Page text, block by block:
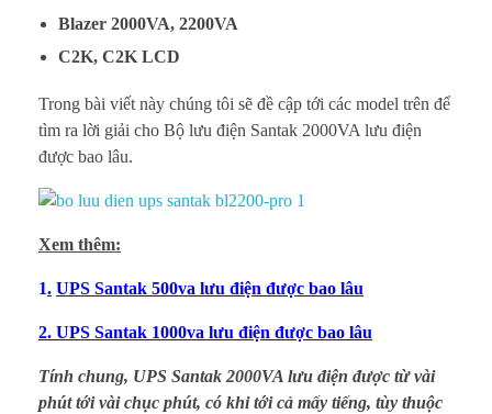
a
n
t
a
k
2
0
0
0
Blazer 2000VA, 2200VA
C2K, C2K LCD
Trong bài viết này chúng tôi sẽ đề cập tới các model trên để
tìm ra lời giải cho Bộ lưu điện Santak 2000VA lưu điện
được bao lâu.
Xem thêm:
1. UPS Santak 500va lưu điện được bao lâu
2. UPS Santak 1000va lưu điện được bao lâu
Tính chung, UPS Santak 2000VA lưu điện được từ vài
phút tới vài chục phút, có khi tới cả mấy tiếng, tùy thuộc